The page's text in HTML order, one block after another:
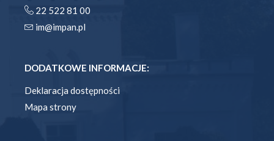
22 522 81 00
im@impan.pl
DODATKOWE INFORMACJE:
Deklaracja dostępności
Mapa strony